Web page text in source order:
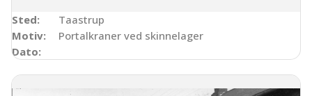
Sted:
Taastrup
Motiv:
Portalkraner ved skinnelager
Dato: